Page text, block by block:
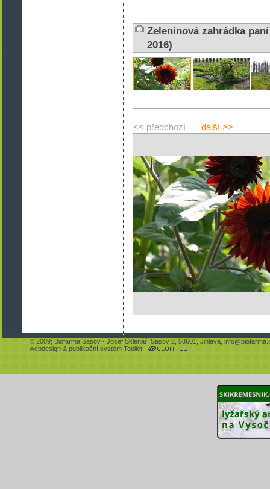
Zeleninová zahrádka
2016)
<< předchozí další >>
© 2009; Biofarma Sasov - Josef Sklenář, Sasov 2, 58601, Jihlava,
webdesign & publikační systém Toolkit -